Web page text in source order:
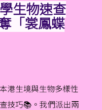
生物速查
「裳鳳蝶
港生境與生物多樣性
技巧📚。我們派出兩